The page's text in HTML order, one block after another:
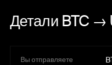
Детали BTC →
Вы отправляете